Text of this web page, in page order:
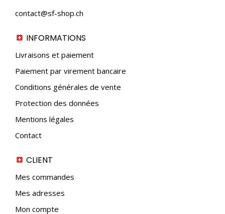
contact@sf-shop.ch
INFORMATIONS
Livraisons et paiement
Paiement par virement bancaire
Conditions générales de vente
Protection des données
Mentions légales
Contact
CLIENT
Mes commandes
Mes adresses
Mon compte